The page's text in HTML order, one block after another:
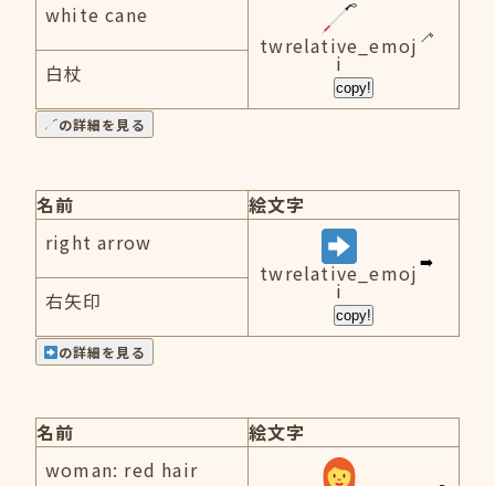
white cane
twrelative_emoj
i
copy!
白杖
の詳細を見る
名前
絵文字
right arrow
twrelative_emoj
i
copy!
右矢印
の詳細を見る
名前
絵文字
woman: red hair